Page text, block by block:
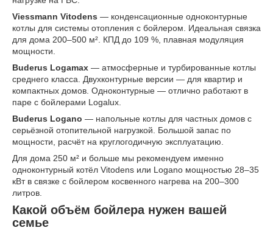
Viessmann Vitodens — конденсационные одноконтурные
котлы для системы отопления с бойлером. Идеальная связка
для дома 200–500 м². КПД до 109 %, плавная модуляция
мощности.
Buderus Logamax — атмосферные и турбированные котлы
среднего класса. Двухконтурные версии — для квартир и
компактных домов. Одноконтурные — отлично работают в
паре с бойлерами Logalux.
Buderus Logano — напольные котлы для частных домов с
серьёзной отопительной нагрузкой. Большой запас по
мощности, расчёт на круглогодичную эксплуатацию.
Для дома 250 м² и больше мы рекомендуем именно
одноконтурный котёл Vitodens или Logano мощностью 28–35
кВт в связке с бойлером косвенного нагрева на 200–300
литров.
Какой объём бойлера нужен вашей
семье